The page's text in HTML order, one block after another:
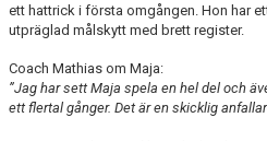
ett hattrick i första omgången. Hon har
utpräglad målskytt med brett register.
Coach Mathias om Maja:
”Jag har sett Maja spela en hel del och
ett flertal gånger. Det är en skicklig